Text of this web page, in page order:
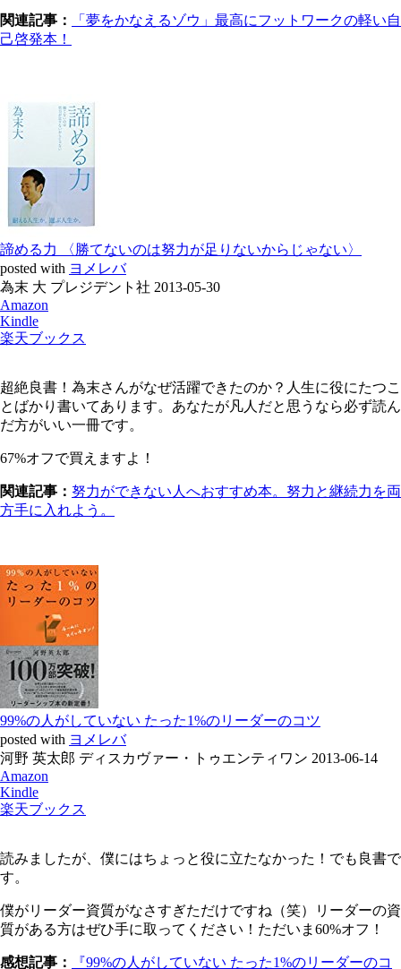
関連記事：
「夢をかなえるゾウ」最高にフットワークの軽い自
己啓発本！
諦める力 〈勝てないのは努力が足りないからじゃない〉
posted with ヨメレバ
為末 大 プレジデント社 2013-05-30
Amazon
Kindle
楽天ブックス
超絶良書！為末さんがなぜ活躍できたのか？人生に役にたつこ
とばかり書いてあります。あなたが凡人だと思うなら必ず読ん
だ方がいい一冊です。
67%オフで買えますよ！
関連記事： 努力ができない人へおすすめ本。努力と継続力を両
方手に入れよう。
99%の人がしていない たった1%のリーダーのコツ
posted with ヨメレバ
河野 英太郎 ディスカヴァー・トゥエンティワン 2013-06-14
Amazon
Kindle
楽天ブックス
読みましたが、僕にはちょっと役に立たなかった！でも良書で
す。
僕がリーダー資質がなさすぎただけですね（笑）リーダーの資
質がある方はぜひ手に取ってください！ただいま60%オフ！
感想記事： 『99%の人がしていない たった1%のリーダーのコ